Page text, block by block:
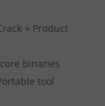
+ Product
binaries
tool